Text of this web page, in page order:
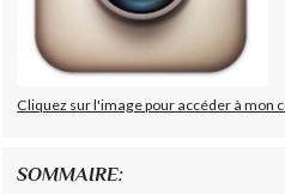
Cliquez sur l'image pour accéder à mon
SOMMAIRE: